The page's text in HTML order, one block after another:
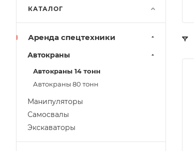
КАТАЛОГ
Аренда спецтехники
Автокраны
Автокраны 14 тонн
Автокраны 80 тонн
Манипуляторы
Самосвалы
Экскаваторы